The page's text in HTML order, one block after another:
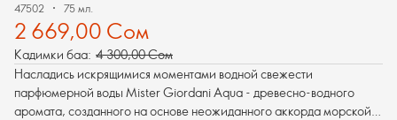
47502 75 мл.
2 669,00 Сом
Кадимки баа: 4 300,00 Сом
Насладись искрящимися моментами водной свежести
парфюмерной воды Mister Giordani Aqua - древесно-водного
аромата, созданного на основе неожиданного аккорда морской